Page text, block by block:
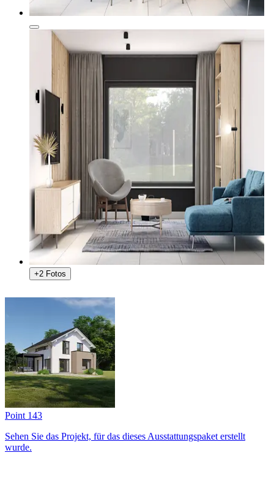
+2 Fotos
Point 143
Sehen Sie das Projekt, für das dieses Ausstattungs­paket erstellt
wurde.